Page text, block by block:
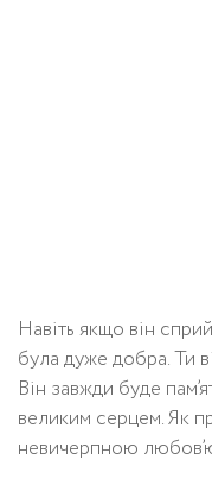
Навіть якщо він
була дуже добра. Ти
Він завжди буде
великим серцем. Як
невичерпною